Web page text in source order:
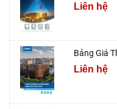
Liên hệ
Bảng Giá
Liên hệ